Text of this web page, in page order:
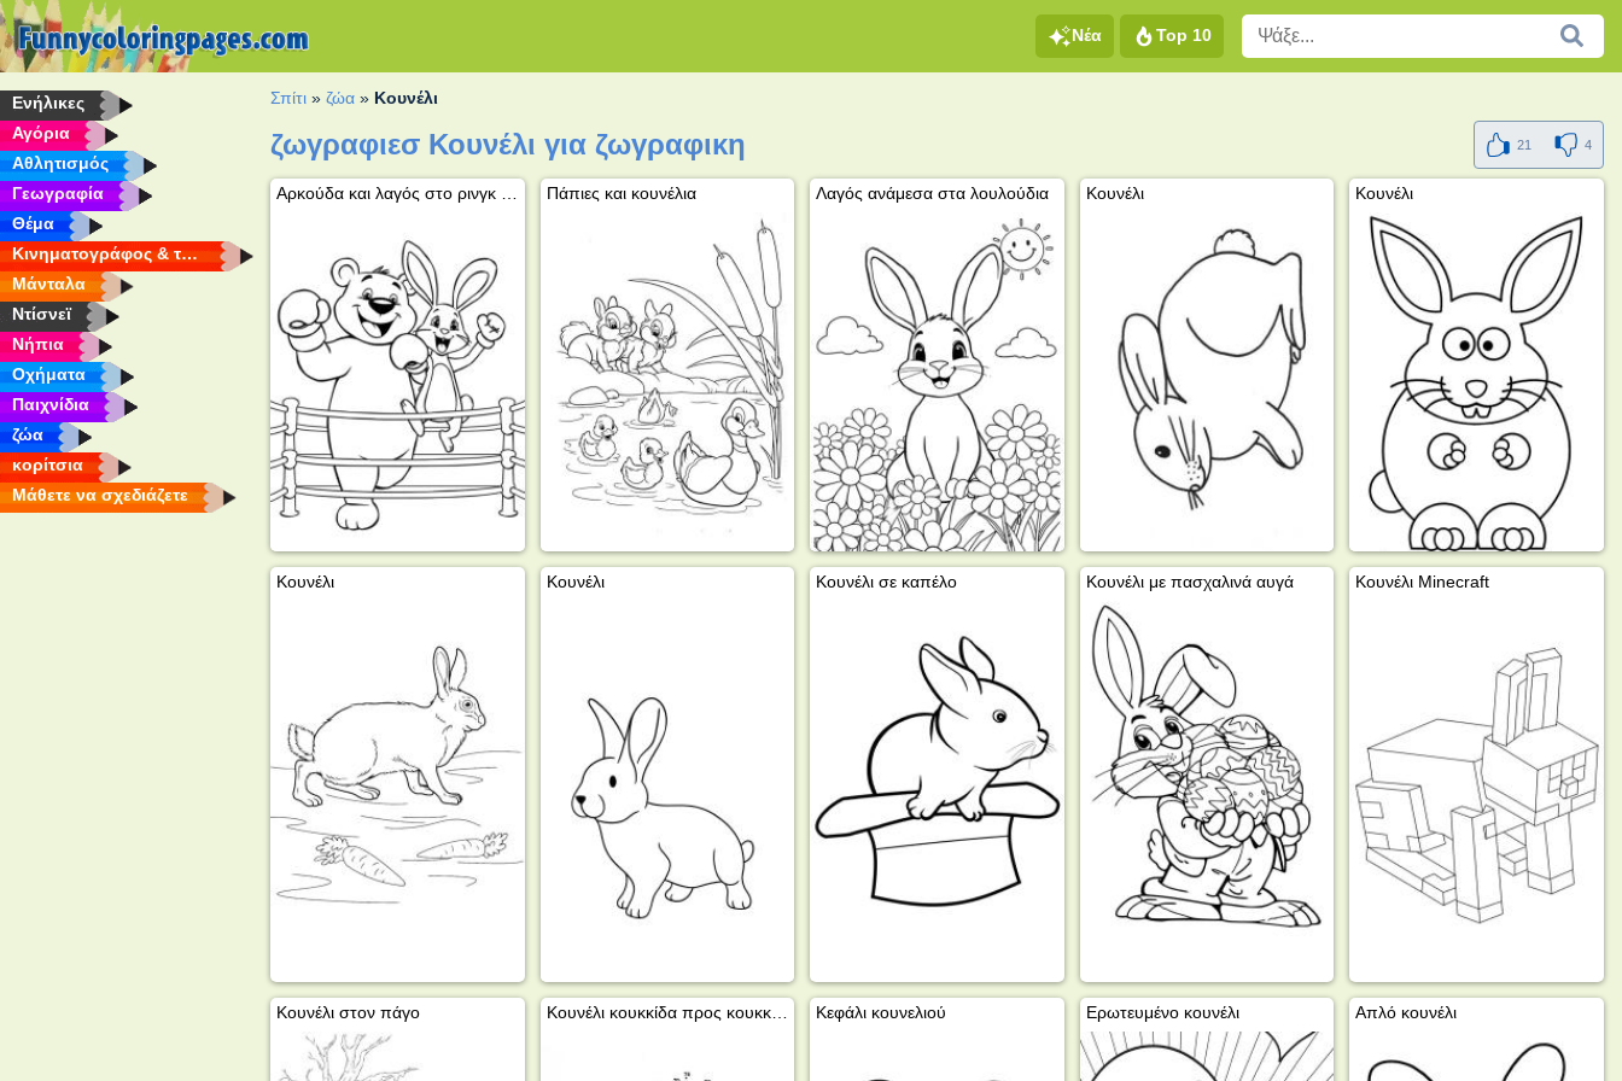
Νέα Top 10
Eνήλικες
Αγόρια
Αθλητισμός
Γεωγραφία
Θέμα
Κινηματογράφος & τηλεόραση
Μάνταλα
Ντίσνεϊ
Νήπια
Οχήματα
Παιχνίδια
ζώα
κορίτσια
Μάθετε να σχεδιάζετε
Σπίτι »ζώα » Κουνέλι
ζωγραφιεσ Κουνέλι για ζωγραφικη 21 4
Πάπιες και κουνέλια Λαγός ανάμεσα στα λουλούδια Κουνέλι Κουνέλι
Κουνέλι Κουνέλι Κουνέλι σε καπέλο Κουνέλι με πασχαλινά αυγά Κουνέλι Minecraft
Κουνέλι στον πάγο Κουνέλι κουκκίδα προς κουκκίδα Κεφάλι κουνελιού Ερωτευμένο κουνέλι Απλό κουνέλι